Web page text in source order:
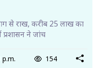
से राख, करीब 25 लाख का
ने जांच
154